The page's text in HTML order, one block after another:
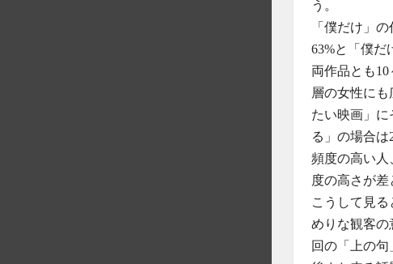
う。
「僕だけ」
63%と「僕だ
両作品とも
層の女性に
たい映画」に
る」の場合
頻度の高い人
度の高さが差
こうして見
めりな観客の
回の「上の